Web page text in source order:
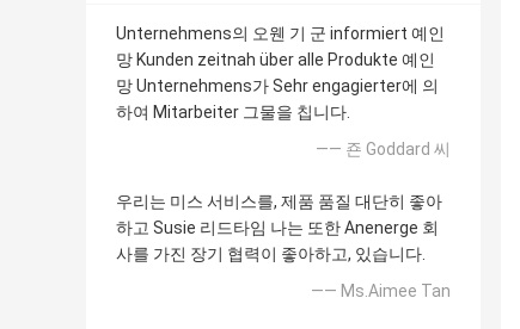
Unternehmens의 오웬 기 군 informiert 예인
망 Kunden zeitnah über alle Produkte 예인
망 Unternehmens가 Sehr engagierter에 의
하여 Mitarbeiter 그물을 칩니다.
—— 죤 Goddard 씨
우리는 미스 서비스를, 제품 품질 대단히 좋아
하고 Susie 리드타임 나는 또한 Anenerge 회
사를 가진 장기 협력이 좋아하고, 있습니다.
—— Ms.Aimee Tan